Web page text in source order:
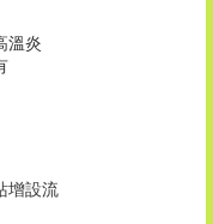
溫炎
增設流